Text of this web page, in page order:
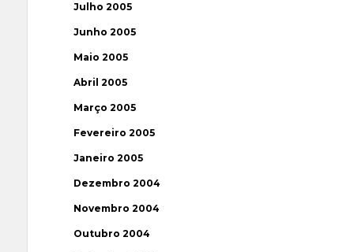
Julho 2005
Junho 2005
Maio 2005
Abril 2005
Março 2005
Fevereiro 2005
Janeiro 2005
Dezembro 2004
Novembro 2004
Outubro 2004